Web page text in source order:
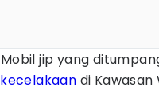
jip yang
kecelakaan di Kawasan